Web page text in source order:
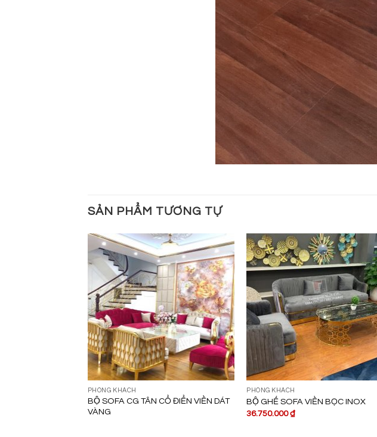
SẢN PHẨM TƯƠNG TỰ
PHÒNG KHÁCH
BỘ SOFA CG TÂN CỔ ĐIỂN VIỀN DÁT
VÀNG
PHÒNG KHÁCH
BỘ GHẾ SOFA VIỀN BỌC INOX
36.750.000₫